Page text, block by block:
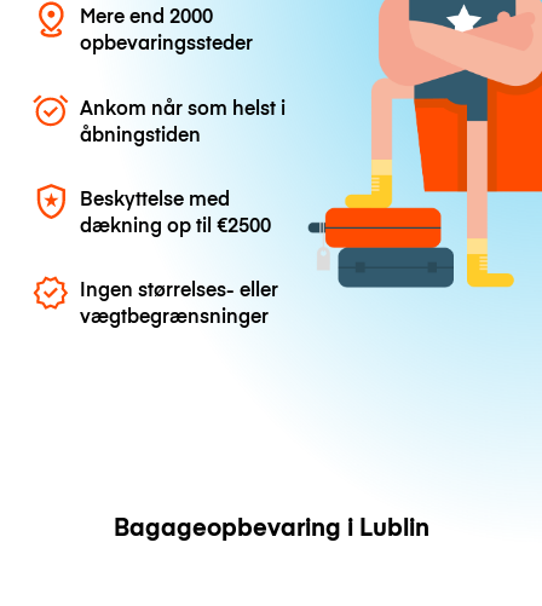
Mere end 2000
opbevaringssteder
Ankom når som helst i
åbningstiden
Beskyttelse med
dækning op til€2500
Ingen størrelses- eller
vægtbegrænsninger
Bagageopbevaring i Lublin